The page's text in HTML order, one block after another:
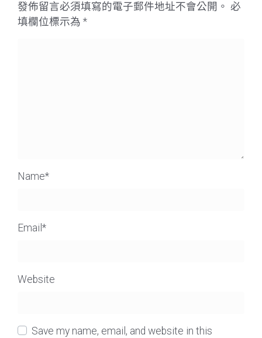
發佈留言必須填寫的電子郵件地址不會公開。 必
填欄位標示為 *
Name*
Email *
Website
Save my name, email, and website in this